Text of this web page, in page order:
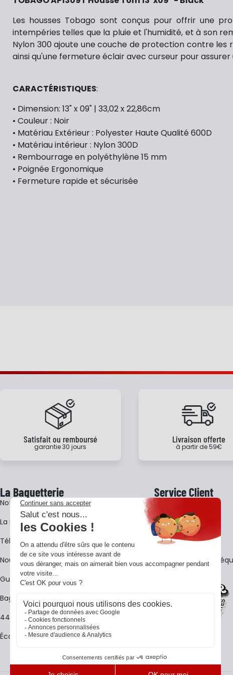
Les housses Tobago sont conçus pour offrir une
intempéries telles que la pluie et l'humidité, et à son
Nylon 300 ajoute une couche de protection contre
ainsi qu'une fermeture éclair avec curseur pour
CARACTÉRISTIQUES:
• Dimension: 13" x 09" | 33,02 x 22,86cm
• Couleur : Noir
• Matériau Extérieur : Polyester Haute Qualité 600D
• Matériau intérieur : Nylon 300D
• Rembourrage en polyéthylène 15 mm
• Poignée Ergonomique
• Fermeture rapide et sécurisée
Satisfait ou remboursé
garantie 30 jours
Livraison offerte
à partir de 59€
La Baguetterie
Notre histoire
La BagShow
​Télécharger le catalogue
Nous contacter
Guides La Baguetterie
Baguetterie Shop Online
44 ans de rencontres
Écoles
Service Client
Garantie 3 ans
CGV
FAQ - Questions